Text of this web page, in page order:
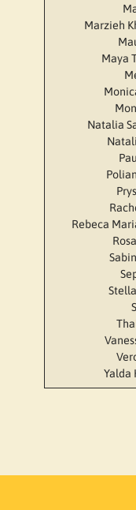
Marzieh
Maya
Natalia
Rebeca
Yalda